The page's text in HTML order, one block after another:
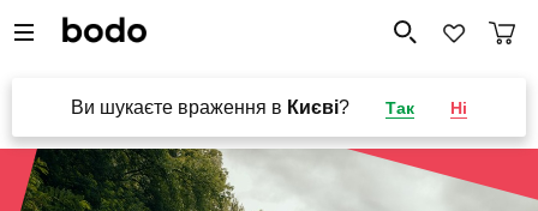
Ви шукаєте враження в Києві? Так Ні